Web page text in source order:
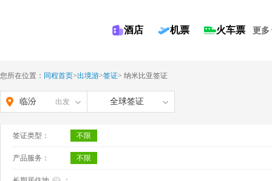
酒店 机票 火车票 更多
您所在位置： 同程首页>出境游>签证> 纳米比亚签证
临汾 出发 全球签证
签证类型： 不限
产品服务： 不限